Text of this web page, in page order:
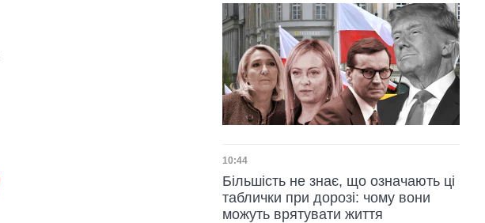
Дата публікації
10:44
Більшість не знає, що означають ці
таблички при дорозі: чому вони
можуть врятувати життя